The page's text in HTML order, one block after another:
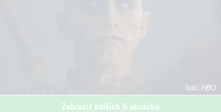
HBO
Zobrazit dalších 6 obrázků